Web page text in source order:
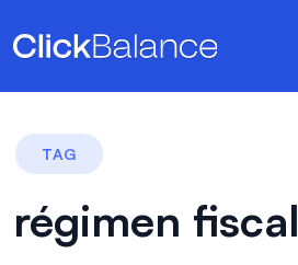
TAG
régimen fiscal